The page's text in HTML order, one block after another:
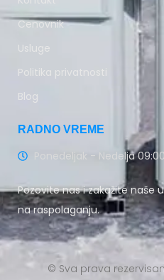
Cenovnik
Usluge
Politika privatnosti
Blog
RADNO VREME
Ponedeljak - Nedelja
Pozovite nas i zakažite naše
na raspolaganju.
© Sva prava